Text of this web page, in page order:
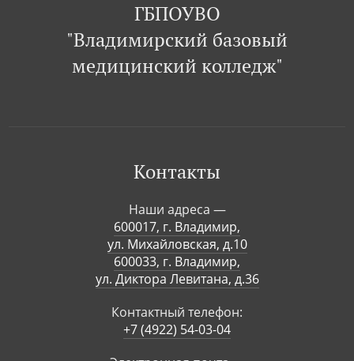
ГБПОУВО
"Владимирский базовый
медицинский колледж"
Контакты
Наши адреса —
600017, г. Владимир,
ул. Михайловская, д.10
600033, г. Владимир,
ул. Диктора Левитана, д.36
Контактный телефон:
+7 (4922) 54-03-04